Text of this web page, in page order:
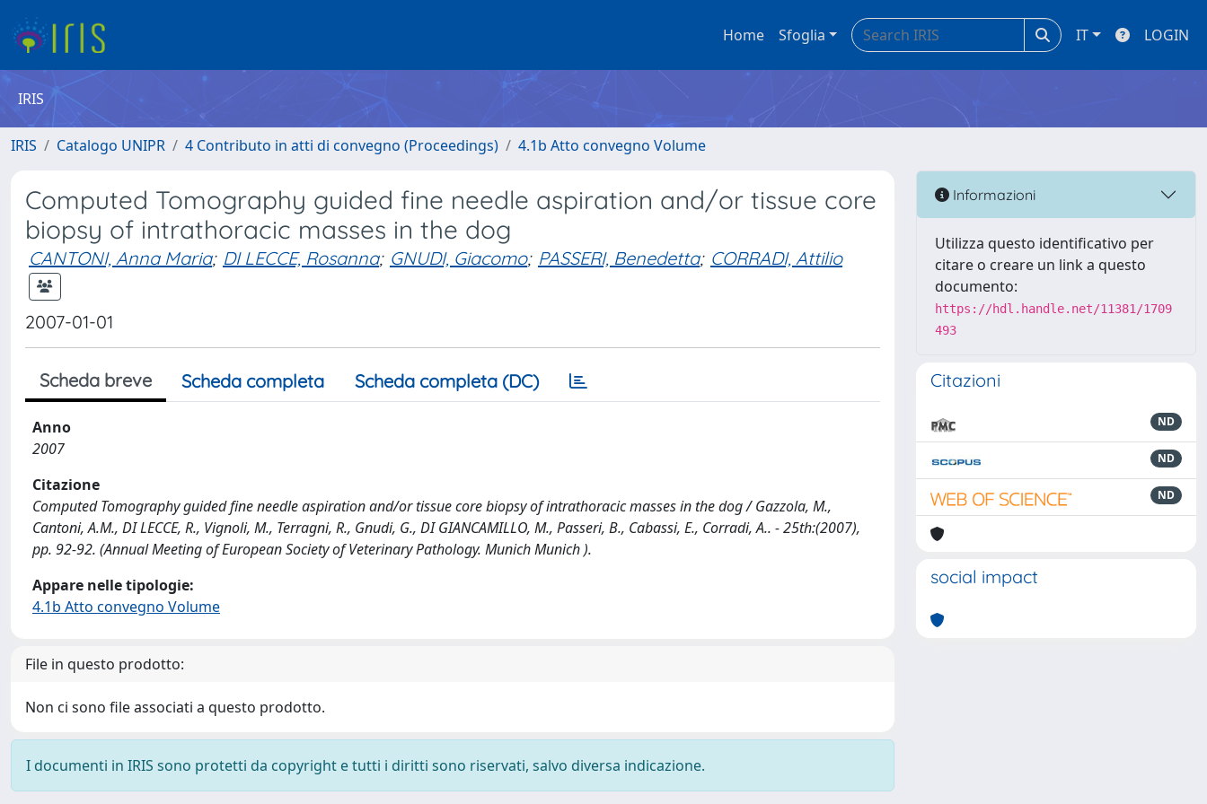
Home Sfoglia IT LOGIN
IRIS
IRIS Catalogo UNIPR 4 Contributo in atti di convegno (Proceedings) 4.1b Atto convegno Volume
Computed Tomography guided fine needle aspiration and/or tissue core
biopsy of intrathoracic masses in the dog
CANTONI, Anna Maria; DI LECCE, Rosanna; GNUDI, Giacomo; PASSERI, Benedetta; CORRADI, Attilio
2007-01-01
Scheda breve Scheda completa Scheda completa (DC)
Anno
2007
Citazione
Computed Tomography guided fine needle aspiration and/or tissue core biopsy of intrathoracic masses in the dog / Gazzola, M.,
Cantoni, A.M., DI LECCE, R., Vignoli, M., Terragni, R., Gnudi, G., DI GIANCAMILLO, M., Passeri, B., Cabassi, E., Corradi, A.. - 25th:(2007),
pp. 92-92. (Annual Meeting of European Society of Veterinary Pathology. Munich Munich ).
Appare nelle tipologie:
4.1b Atto convegno Volume
File in questo prodotto:
Non ci sono file associati a questo prodotto.
I documenti in IRIS sono protetti da copyright e tutti i diritti sono riservati, salvo diversa indicazione.
Informazioni
Utilizza questo identificativo per
citare o creare un link a questo
documento:
https://hdl.handle.net/11381/1709
493
Citazioni
ND
ND
ND
social impact